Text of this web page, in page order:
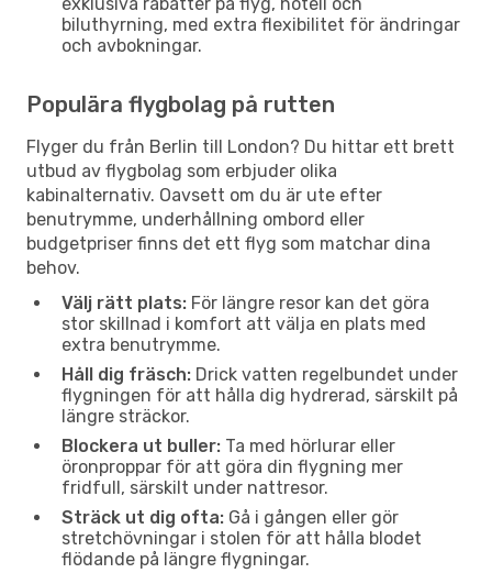
biluthyrning, med extra flexibilitet för ändringar
och avbokningar.
Populära flygbolag på rutten
Flyger du från Berlin till London? Du hittar ett brett
utbud av flygbolag som erbjuder olika
kabinalternativ. Oavsett om du är ute efter
benutrymme, underhållning ombord eller
budgetpriser finns det ett flyg som matchar dina
behov.
Välj rätt plats: För längre resor kan det göra
stor skillnad i komfort att välja en plats med
extra benutrymme.
Håll dig fräsch: Drick vatten regelbundet under
flygningen för att hålla dig hydrerad, särskilt på
längre sträckor.
Blockera ut buller: Ta med hörlurar eller
öronproppar för att göra din flygning mer
fridfull, särskilt under nattresor.
Sträck ut dig ofta: Gå i gången eller gör
stretchövningar i stolen för att hålla blodet
flödande på längre flygningar.